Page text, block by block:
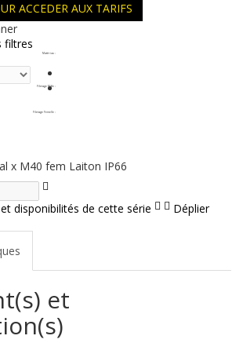
ACCEDER AUX TARIFS
filtres
Matériau :
Filetage Mâle :
Filetage Femelle :
x M40 fem Laiton IP66
disponibilités de cette série
Déplier
et